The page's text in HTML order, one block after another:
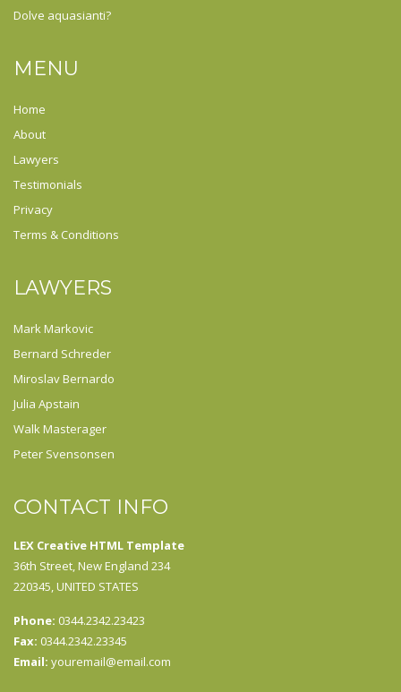
Dolve aquasianti?
MENU
Home
About
Lawyers
Testimonials
Privacy
Terms & Conditions
LAWYERS
Mark Markovic
Bernard Schreder
Miroslav Bernardo
Julia Apstain
Walk Masterager
Peter Svensonsen
CONTACT INFO
LEX Creative HTML Template
36th Street, New England 234
220345, UNITED STATES
Phone: 0344.2342.23423
Fax: 0344.2342.23345
Email: youremail@email.com